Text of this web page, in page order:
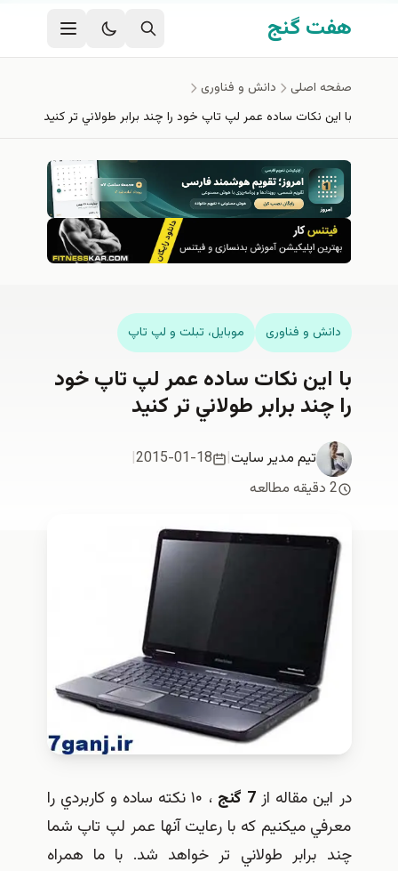
رفتن به محتوای اصلی
هفت گنج
صفحه اصلی
دانش و فناوری
با اين نكات ساده عمر لپ تاپ خود را چند برابر طولاني تر كنيد
دانش و فناوری موبايل، تبلت و لپ تاپ
با اين نكات ساده عمر لپ تاپ خود
را چند برابر طولاني تر كنيد
تیم مدیر سایت|
2015-01-18
|
2 دقیقه مطالعه
در اين مقاله از7 گنج
، ۱۰ نکته ساده و كاربردي را
معرفي ميكنيم كه با رعايت آنها عمر لپ تاپ شما
چند برابر طولاني تر خواهد شد. با ما همراه